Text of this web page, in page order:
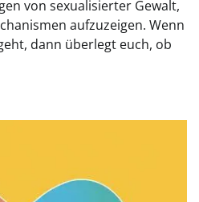
von sexualisierter Gewalt,
aufzuzeigen. Wenn
dann überlegt euch, ob